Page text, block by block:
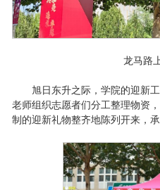
龙马路
旭日东升之际，学院的迎新
老师组织志愿者们分工整理物资
制的迎新礼物整齐地陈列开来，